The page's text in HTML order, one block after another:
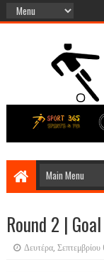
Round 2 |
Δευτέρα,